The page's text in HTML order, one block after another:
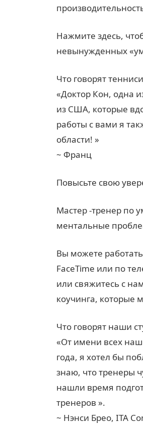
Нажмите здесь,
невынужденных
Что говорят
«Доктор Кон, одна
из США, которые
работы с вами я
области! »
~ Франц
Повысьте свою
Мастер -тренер по
ментальные
Вы можете
FaceTime или по
или свяжитесь с
коучинга, которые
Что говорят наши
«От имени всех
года, я хотел бы
знаю, что тренеры
нашли время
тренеров ».
~ Нэнси Брео, ITA